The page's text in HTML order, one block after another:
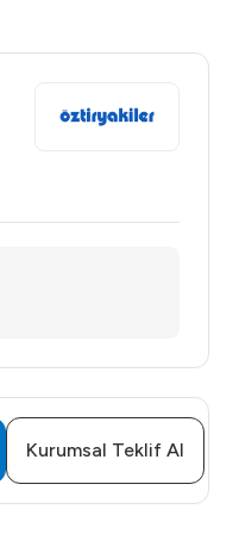
Kurumsal Teklif Al